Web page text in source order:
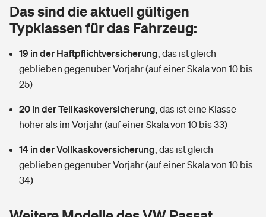
Tools
Wer versichert was: Jetzt Versicherer finden
Sie haben Fragen?
Glasversicherung
Mietkautionsversicherung
Restkreditversicherung
Tools
Kinderunfall­ver­si­che­rung
Kinderinvalidität
Hundehalter-Haftpflicht
Handyversicherung
Dread-Disease-Versicherung
Tierkrankenversicherung
Zur Übersicht
Tools
Wer versichert was: Jetzt Versicherer finden
Das sind die aktuell gültigen
Typklassen für das Fahrzeug:
19 in der Haftpflichtversicherung das ist gleich
geblieben gegenüber Vorjahr (auf einer Skala von 10 bis
25)
20 in der Teilkaskoversicherung das ist eine Klasse
höher als im Vorjahr (auf einer Skala von 10 bis 33)
14 in der Vollkaskoversicherung das ist gleich
geblieben gegenüber Vorjahr (auf einer Skala von 10 bis
34)